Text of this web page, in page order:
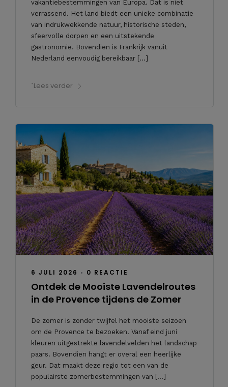
vakantiebestemmingen van Europa. Dat is niet
verrassend. Het land biedt een unieke combinatie
van indrukwekkende natuur, historische steden,
sfeervolle dorpen en een uitstekende
gastronomie. Bovendien is Frankrijk vanuit
Nederland eenvoudig bereikbaar […]
`Lees verder
6 JULI 2026 • 0 REACTIE
Ontdek de Mooiste Lavendelroutes
in de Provence tijdens de Zomer
De zomer is zonder twijfel het mooiste seizoen
om de Provence te bezoeken. Vanaf eind juni
kleuren uitgestrekte lavendelvelden het landschap
paars. Bovendien hangt er overal een heerlijke
geur. Dat maakt deze regio tot een van de
populairste zomerbestemmingen van […]